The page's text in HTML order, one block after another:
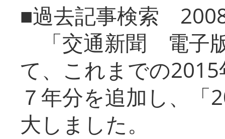
■過去記事検索
「交通新聞 電子
て、これまでの
７年分を追加し、「
大しまし